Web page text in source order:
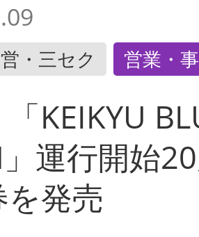
・三セク 営業・
KEIKYU
」運行開始
発売